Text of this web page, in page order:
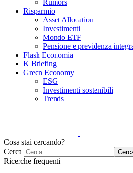
Rumors
Risparmio
Asset Allocation
Investimenti
Mondo ETF
Pensione e previdenza
Flash Economia
K Briefing
Green Economy
ESG
Investimenti sostenibili
Trends
Cosa stai cercando?
Cerca
Ricerche frequenti